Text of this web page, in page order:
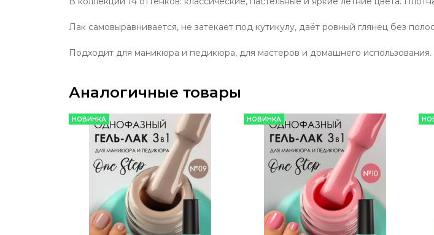
Лак самовыравнивается, не затекает под кутикулу, даёт ровный глянец без
Подходит для маникюра и педикюра, для мастеров и домашнего
Аналогичные товары
НОВИНКА НОВИНКА